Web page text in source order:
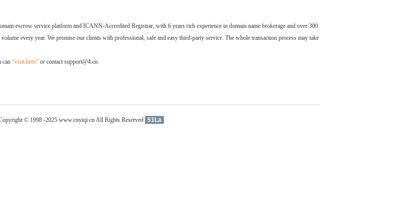
escrow service platform and ICANN-Accredited Registrar, with 6 years rich experience in domain name brokerage and over 300
every year. We promise our clients with professional, safe and easy third-party service. The whole transaction process may take
can “visit here” or contact support@4.cn.
© 1998 -2025 www.cnyiqi.cn All Rights Reserved 51La